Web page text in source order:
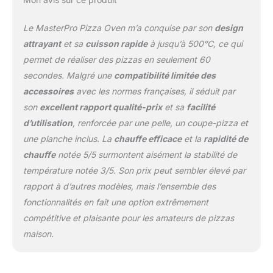
ses pieds pliants et son
plus, une pelle à pizza,
un coupe-pizza et une
planche à découper sont
inclus dans l'ensemble.
: Si vous avez envie
d'une pizza lors d'une
escapade ou n'importe
où loin de chez vous, ce
four à gaz portable est
idéal. Ensemble
uniquement disponible
en Espagne. UN CHOIX
PROFESSIONNEL : Chez
Le MasterPro Pizza Oven m’a conquise par son design
attrayantet sa cuisson rapideà jusqu’à 500°C, ce qui
permet de réaliser des pizzas en seulement 60
secondes. Malgré une compatibilité limitée des
accessoiresavec les normes françaises, il séduit par
son excellent rapport qualité-prixet sa facilité
d’utilisation, renforcée par une pelle, un coupe-pizza et
une planche inclus. La chauffe efficaceet la rapidité de
chauffenotée 5/5 surmontent aisément la stabilité de
température notée 3/5. Son prix peut sembler élevé par
rapport à d’autres modèles, mais l’ensemble des
fonctionnalités en fait une option extrêmement
compétitive et plaisante pour les amateurs de pizzas
maison.